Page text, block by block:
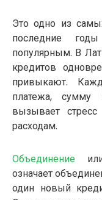
Это одно из
последние
популярным. В
кредитов
привыкают.
платежа, сумму
вызывает
расходам.
Объединение
означает
один новый